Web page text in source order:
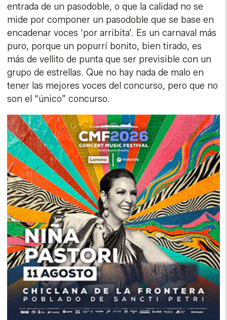
entrada de un pasodoble, o que la calidad no se
mide por componer un pasodoble que se base en
encadenar voces ‘por arribita’. Es un carnaval más
puro, porque un popurrí bonito, bien tirado, es
más de vellito de punta que ser previsible con un
grupo de estrellas. Que no hay nada de malo en
tener las mejores voces del concurso, pero que no
son el “único” concurso.